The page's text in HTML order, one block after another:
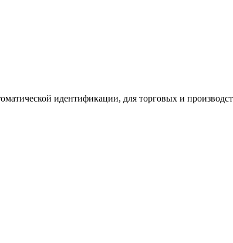
идентификации, для торговых и